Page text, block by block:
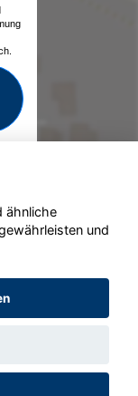
- 2026
ähnliche
und